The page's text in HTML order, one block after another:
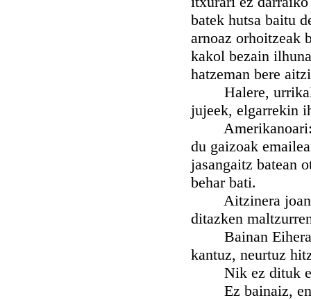
batek hutsa baitu
arnoaz orhoitzeak
kakol bezain
hatzeman bere
Halere,
jujeek, elgarrekin
Amerikanoari:
du gaizoak
jasangaitz batean
behar bati.
Aitzinera
ditazken
Bainan
kantuz, neurtuz
Nik ez dituk
Ez bainaiz, ene